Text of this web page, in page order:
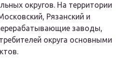
округов. На территории
Рязанский и
заводы,
округа основными